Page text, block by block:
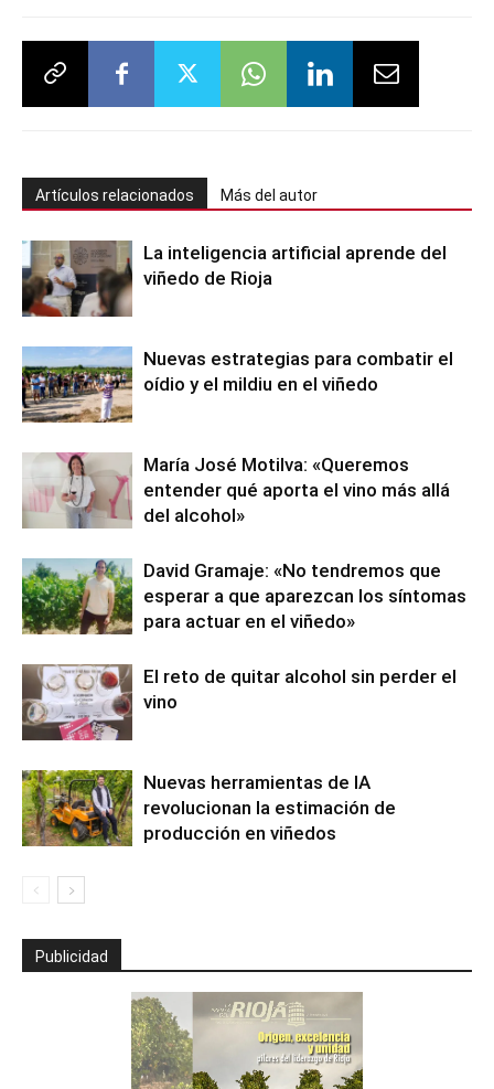
Artículos relacionados Más del autor
La inteligencia artificial aprende del
viñedo de Rioja
Nuevas estrategias para combatir el
oídio y el mildiu en el viñedo
María José Motilva: «Queremos
entender qué aporta el vino más allá
del alcohol»
David Gramaje: «No tendremos que
esperar a que aparezcan los síntomas
para actuar en el viñedo»
El reto de quitar alcohol sin perder el
vino
Nuevas herramientas de IA
revolucionan la estimación de
producción en viñedos
Publicidad